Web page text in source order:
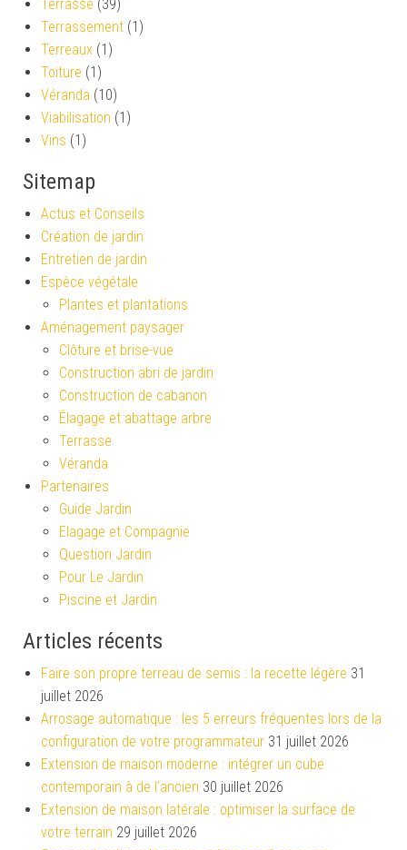
Terrasse (39)
Terrassement (1)
Terreaux (1)
Toiture (1)
Véranda (10)
Viabilisation (1)
Vins (1)
Sitemap
Actus et Conseils
Création de jardin
Entretien de jardin
Espèce végétale
Plantes et plantations
Aménagement paysager
Clôture et brise-vue
Construction abri de jardin
Construction de cabanon
Élagage et abattage arbre
Terrasse
Véranda
Partenaires
Guide Jardin
Elagage et Compagnie
Question Jardin
Pour Le Jardin
Piscine et Jardin
Articles récents
Faire son propre terreau de semis : la recette légère 31
juillet 2026
Arrosage automatique : les 5 erreurs fréquentes lors de la
configuration de votre programmateur 31 juillet 2026
Extension de maison moderne : intégrer un cube
contemporain à de l’ancien 30 juillet 2026
Extension de maison latérale : optimiser la surface de
votre terrain 29 juillet 2026